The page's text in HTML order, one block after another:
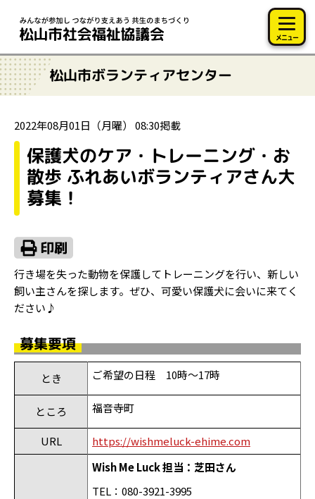
メニュー
松山市ボランティアセンター
2022年08月01日（月曜） 08:30掲載
保護犬のケア・トレーニング・お
散歩 ふれあいボランティアさん大
募集！
行き場を失った動物を保護してトレーニングを行い、新しい
飼い主さんを探します。ぜひ、可愛い保護犬に会いに来てく
ださい♪
募集要項
とき ご希望の日程 10時～17時
ところ 福音寺町
URL https://wishmeluck-ehime.com
Wish Me Luck担当：芝田さん
TEL： 080-3921-3995